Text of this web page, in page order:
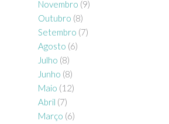
Novembro (9)
Outubro (8)
Setembro (7)
Agosto (6)
Julho (8)
Junho (8)
Maio (12)
Abril (7)
Março (6)